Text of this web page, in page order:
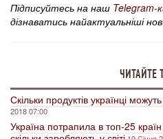
Підписуйтесь на наш Telegram-
дізнаватись найактуальніші
ЧИТАЙТЕ
Скільки продуктів українці
2018 07:00
Україна потрапила в топ-25